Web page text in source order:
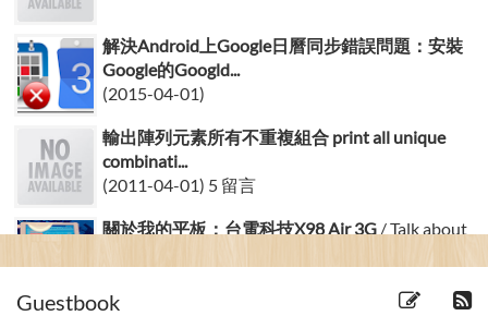
解決Android上Google日曆同步錯誤問題：安裝
Google的Googld...
(2015-04-01)
輸出陣列元素所有不重複組合 print all unique
combinati...
(2011-04-01) 5 留言
關於我的平板：台電科技X98 Air 3G / Talk about
Guestbook